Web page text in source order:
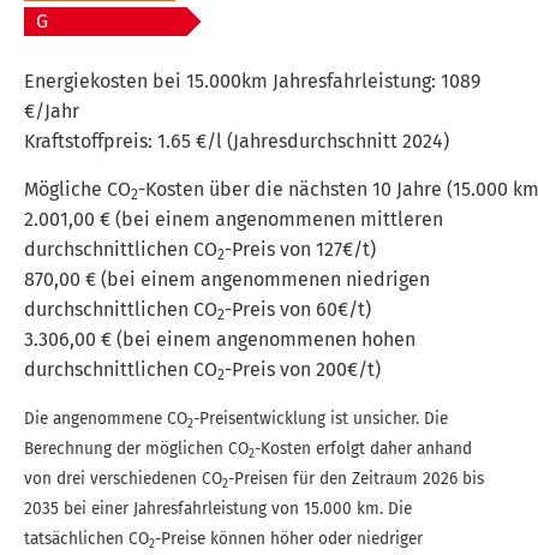
G
Energiekosten bei 15.000km Jahresfahrleistung: 1089
€/Jahr
Kraftstoffpreis: 1.65 €/l (Jahresdurchschnitt 2024)
Mögliche CO2-Kosten über die nächsten 10 Jahre (15.000
2.001,00 € (bei einem angenommenen mittleren
durchschnittlichen CO2-Preis von 127€/t)
870,00 € (bei einem angenommenen niedrigen
durchschnittlichen CO2-Preis von 60€/t)
3.306,00 € (bei einem angenommenen hohen
durchschnittlichen CO2-Preis von 200€/t)
Die angenommene CO2-Preisentwicklung ist unsicher. Die
Berechnung der möglichen CO2-Kosten erfolgt daher anhand
von drei verschiedenen CO2-Preisen für den Zeitraum 2026 bis
2035 bei einer Jahresfahrleistung von 15.000 km. Die
tatsächlichen CO2-Preise können höher oder niedriger